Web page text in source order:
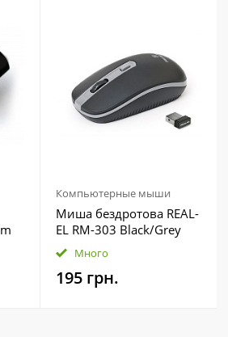
Компьютерные мыши
Миша бездротова REAL-
EL RM-303 Black/Grey
Много
195 грн.